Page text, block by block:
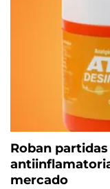
Roban
mercado